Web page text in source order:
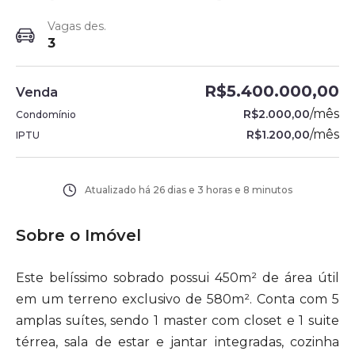
Vagas des.
3
Venda R$5.400.000,00
Condomínio R$2.000,00/mês
IPTU R$1.200,00/mês
Atualizado há 26 dias e 3 horas e 8 minutos
Sobre o Imóvel
Este belíssimo sobrado possui 450m² de área útil
em um terreno exclusivo de 580m². Conta com 5
amplas suítes, sendo 1 master com closet e 1 suite
térrea, sala de estar e jantar integradas, cozinha